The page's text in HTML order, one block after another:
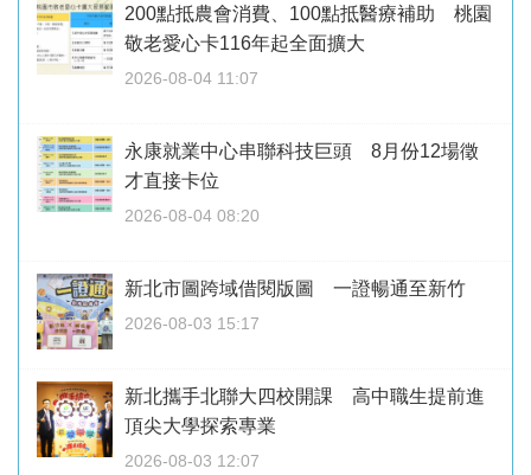
200點抵農會消費、100點抵醫療補助 桃園
敬老愛心卡116年起全面擴大
2026-08-04 11:07
永康就業中心串聯科技巨頭 8月份12場徵
才直接卡位
2026-08-04 08:20
新北市圖跨域借閱版圖 一證暢通至新竹
2026-08-03 15:17
新北攜手北聯大四校開課 高中職生提前進
頂尖大學探索專業
2026-08-03 12:07